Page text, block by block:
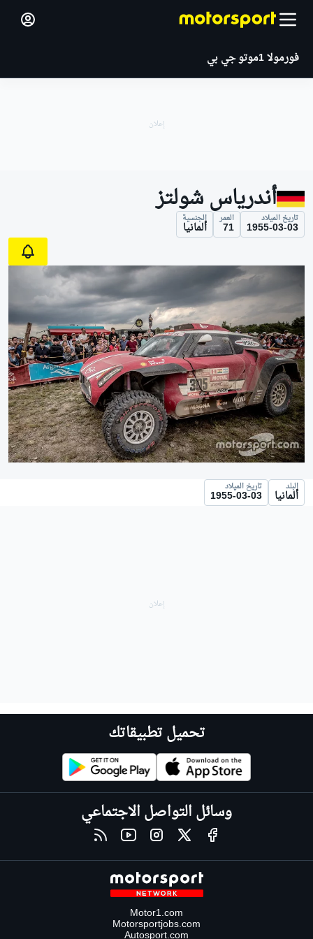
فورمولا 1 موتو جي بي
أندرياس شولتز
تاريخ الميلاد
1955-03-03
العمر
71
الجنسية
ألمانيا
البلد
ألمانيا
تاريخ الميلاد
1955-03-03
تحميل تطبيقاتك
وسائل التواصل الاجتماعي
Motor1.com
Motorsportjobs.com